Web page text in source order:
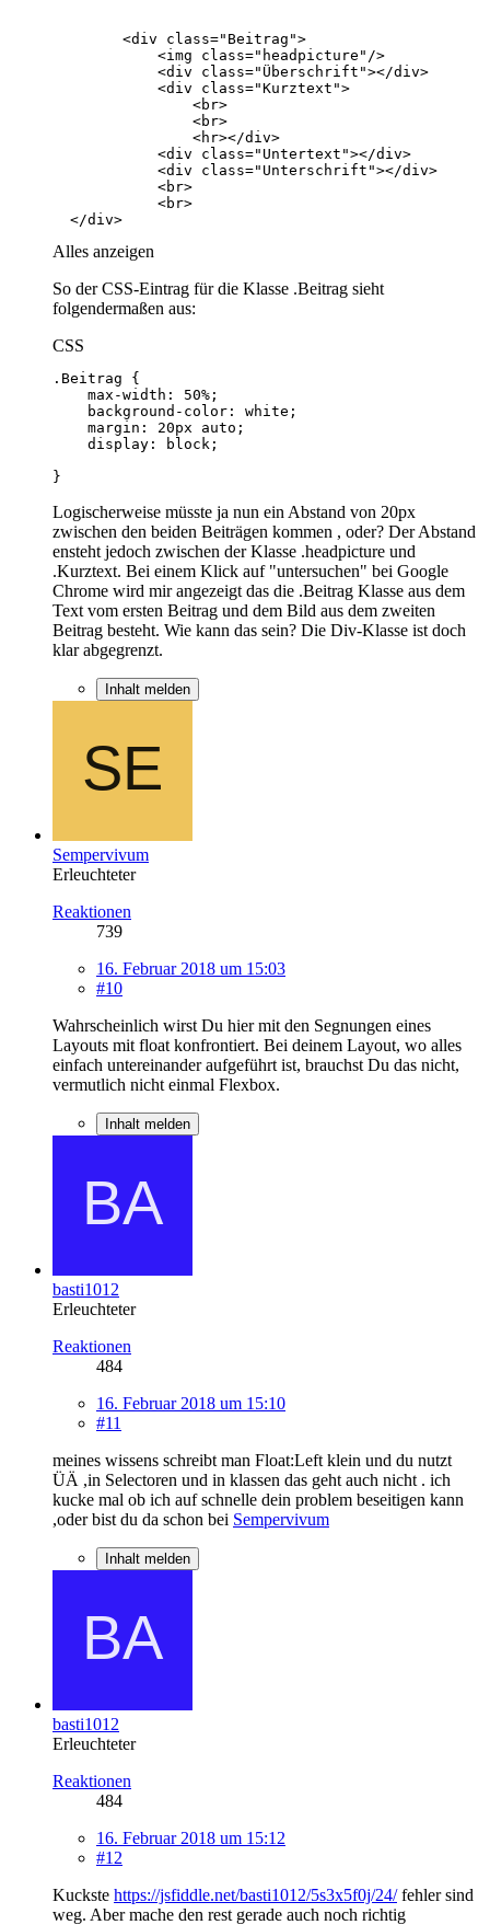
  </div>
Alles anzeigen
So der CSS-Eintrag für die Klasse .Beitrag sieht
folgendermaßen aus:
CSS
}
Logischerweise müsste ja nun ein Abstand von 20px
zwischen den beiden Beiträgen kommen , oder? Der Abstand
ensteht jedoch zwischen der Klasse .headpicture und
.Kurztext. Bei einem Klick auf "untersuchen" bei Google
Chrome wird mir angezeigt das die .Beitrag Klasse aus dem
Text vom ersten Beitrag und dem Bild aus dem zweiten
Beitrag besteht. Wie kann das sein? Die Div-Klasse ist doch
klar abgegrenzt.
Inhalt melden
Sempervivum
Erleuchteter
Reaktionen
739
16. Februar 2018 um 15:03
#10
Wahrscheinlich wirst Du hier mit den Segnungen eines
Layouts mit float konfrontiert. Bei deinem Layout, wo alles
einfach untereinander aufgeführt ist, brauchst Du das nicht,
vermutlich nicht einmal Flexbox.
Inhalt melden
basti1012
Erleuchteter
Reaktionen
484
16. Februar 2018 um 15:10
#11
meines wissens schreibt man Float:Left klein und du nutzt
ÜÄ ,in Selectoren und in klassen das geht auch nicht . ich
kucke mal ob ich auf schnelle dein problem beseitigen kann
,oder bist du da schon bei Sempervivum
Inhalt melden
basti1012
Erleuchteter
Reaktionen
484
16. Februar 2018 um 15:12
#12
Kuckste https://jsfiddle.net/basti1012/5s3x5f0j/24/fehler sind
weg. Aber mache den rest gerade auch noch richtig